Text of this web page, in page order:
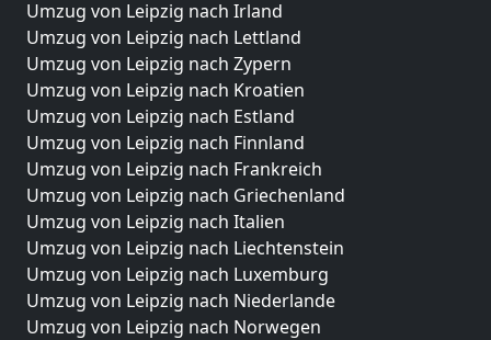
Umzug von Leipzig nach Irland
Umzug von Leipzig nach Lettland
Umzug von Leipzig nach Zypern
Umzug von Leipzig nach Kroatien
Umzug von Leipzig nach Estland
Umzug von Leipzig nach Finnland
Umzug von Leipzig nach Frankreich
Umzug von Leipzig nach Griechenland
Umzug von Leipzig nach Italien
Umzug von Leipzig nach Liechtenstein
Umzug von Leipzig nach Luxemburg
Umzug von Leipzig nach Niederlande
Umzug von Leipzig nach Norwegen